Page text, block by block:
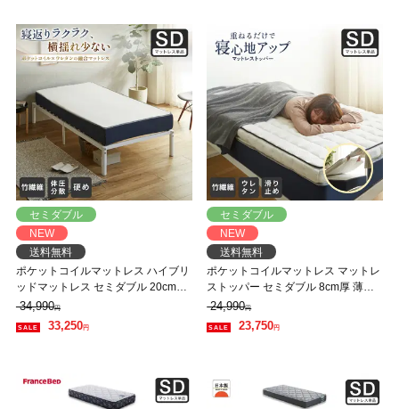
セミダブル
NEW
送料無料
ポケットコイルマットレス ハイブリ
ッドマットレス セミダブル 20cm厚
スクエア 高品質ウレタン 3ゾーン エ
ッジハード ホワイト
34,990円
33,250円
セミダブル
NEW
送料無料
ポケットコイルマットレス マットレ
ストッパー セミダブル 8cm厚 薄型
洗えるカバー ウレタン 体圧分散 竹
繊維 消臭 抗菌 やわらか ホワイト
24,990円
23,750円